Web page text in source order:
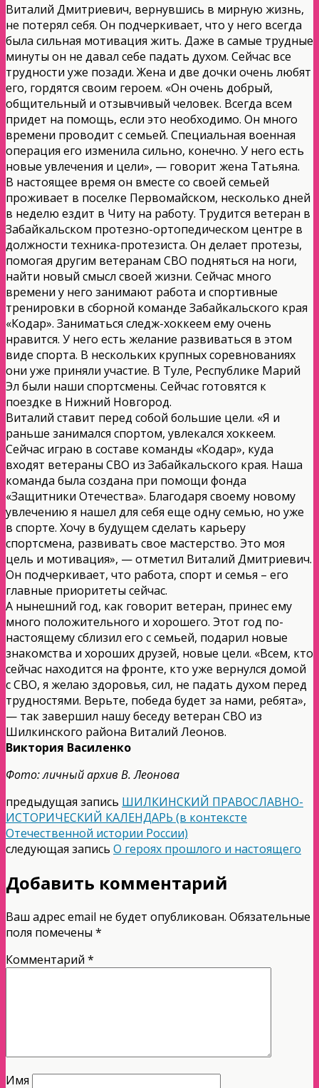
Виталий Дмитриевич, вернувшись в мирную жизнь,
не потерял себя. Он подчеркивает, что у него всегда
была сильная мотивация жить. Даже в самые трудные
минуты он не давал себе падать духом. Сейчас все
трудности уже позади. Жена и две дочки очень любят
его, гордятся своим героем. «Он очень добрый,
общительный и отзывчивый человек. Всегда всем
придет на помощь, если это необходимо. Он много
времени проводит с семьей. Специальная военная
операция его изменила сильно, конечно. У него есть
новые увлечения и цели», — говорит жена Татьяна.
В настоящее время он вместе со своей семьей
проживает в поселке Первомайском, несколько дней
в неделю ездит в Читу на работу. Трудится ветеран в
Забайкальском протезно-ортопедическом центре в
должности техника-протезиста. Он делает протезы,
помогая другим ветеранам СВО подняться на ноги,
найти новый смысл своей жизни. Сейчас много
времени у него занимают работа и спортивные
тренировки в сборной команде Забайкальского края
«Кодар». Заниматься следж-хоккеем ему очень
нравится. У него есть желание развиваться в этом
виде спорта. В нескольких крупных соревнованиях
они уже приняли участие. В Туле, Республике Марий
Эл были наши спортсмены. Сейчас готовятся к
поездке в Нижний Новгород.
Виталий ставит перед собой большие цели. «Я и
раньше занимался спортом, увлекался хоккеем.
Сейчас играю в составе команды «Кодар», куда
входят ветераны СВО из Забайкальского края. Наша
команда была создана при помощи фонда
«Защитники Отечества». Благодаря своему новому
увлечению я нашел для себя еще одну семью, но уже
в спорте. Хочу в будущем сделать карьеру
спортсмена, развивать свое мастерство. Это моя
цель и мотивация», — отметил Виталий Дмитриевич.
Он подчеркивает, что работа, спорт и семья – его
главные приоритеты сейчас.
А нынешний год, как говорит ветеран, принес ему
много положительного и хорошего. Этот год по-
настоящему сблизил его с семьей, подарил новые
знакомства и хороших друзей, новые цели. «Всем, кто
сейчас находится на фронте, кто уже вернулся домой
с СВО, я желаю здоровья, сил, не падать духом перед
трудностями. Верьте, победа будет за нами, ребята»,
— так завершил нашу беседу ветеран СВО из
Шилкинского района Виталий Леонов.
Виктория Василенко
Фото: личный архив В. Леонова
предыдущая запись ШИЛКИНСКИЙ ПРАВОСЛАВНО-
ИСТОРИЧЕСКИЙ КАЛЕНДАРЬ (в контексте
Отечественной истории России)
следующая запись О героях прошлого и настоящего
Добавить комментарий
Ваш адрес email не будет опубликован. Обязательные
поля помечены *
Комментарий *
Имя